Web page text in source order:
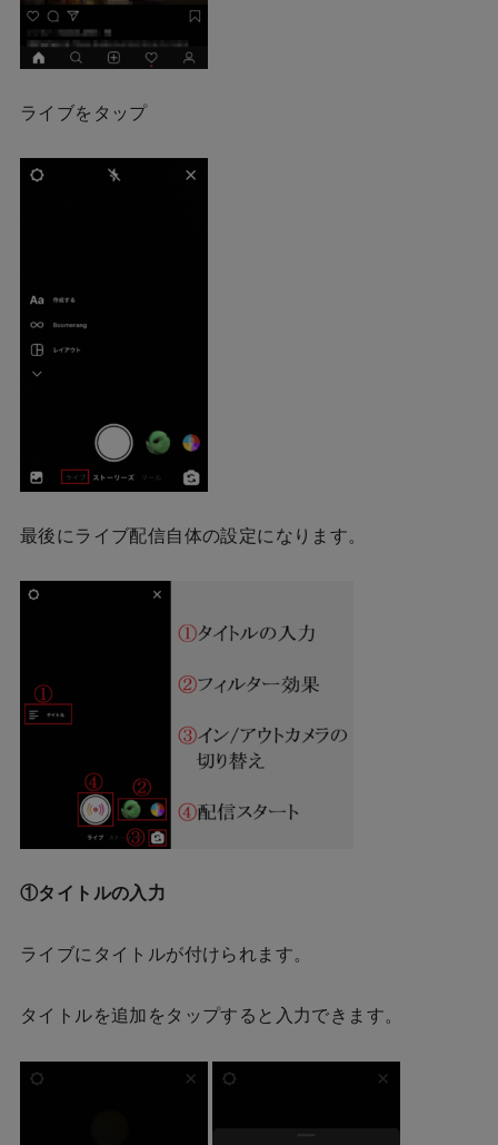
ライブをタップ
最後にライブ配信自体の設定になります。
①タイトルの入力
ライブにタイトルが付けられます。
タイトルを追加をタップすると入力できます。